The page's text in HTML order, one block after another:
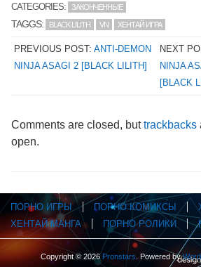
CATEGORIES:
ЗАКОНЧЕННЫЕ
TAGGS: BLACK LILITH VN ХЕНТАЙ ИГРА
PREVIOUS POST:ANTI-DEMON
NINJA ASAGI 2 [BLACK LILITH]
NEXT
NINJA
[BLACK
Comments are closed, buttrackbacks
open.
ПОРНО ИГРЫ ПОРНО КОМИКСЫ
ХЕНТАЙ МАНГА
ПОРНО РОЛИКИ
Copyright © 2026 Pronstars . Powered by